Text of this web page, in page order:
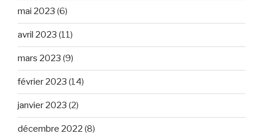
mai 2023 (6)
avril 2023 (11)
mars 2023 (9)
février 2023 (14)
janvier 2023 (2)
décembre 2022 (8)